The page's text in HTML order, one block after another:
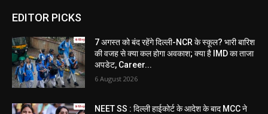
EDITOR PICKS
7 अगस्त को बंद रहेंगे दिल्ली-NCR के स्कूल? भारी बारिश
की वजह से क्या कल होगा अवकाश; क्या है IMD का ताजा
अपडेट, Career...
6 August 2026
NEET SS : दिल्ली हाईकोर्ट के आदेश के बाद MCC ने